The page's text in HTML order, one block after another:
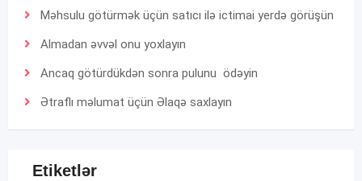
Məhsulu götürmək üçün satıcı ilə ictimai yerdə görüşün
Almadan əvvəl onu yoxlayın
Ancaq götürdükdən sonra pulunu ödəyin
Ətraflı məlumat üçün Əlaqə saxlayın
Etiketlər